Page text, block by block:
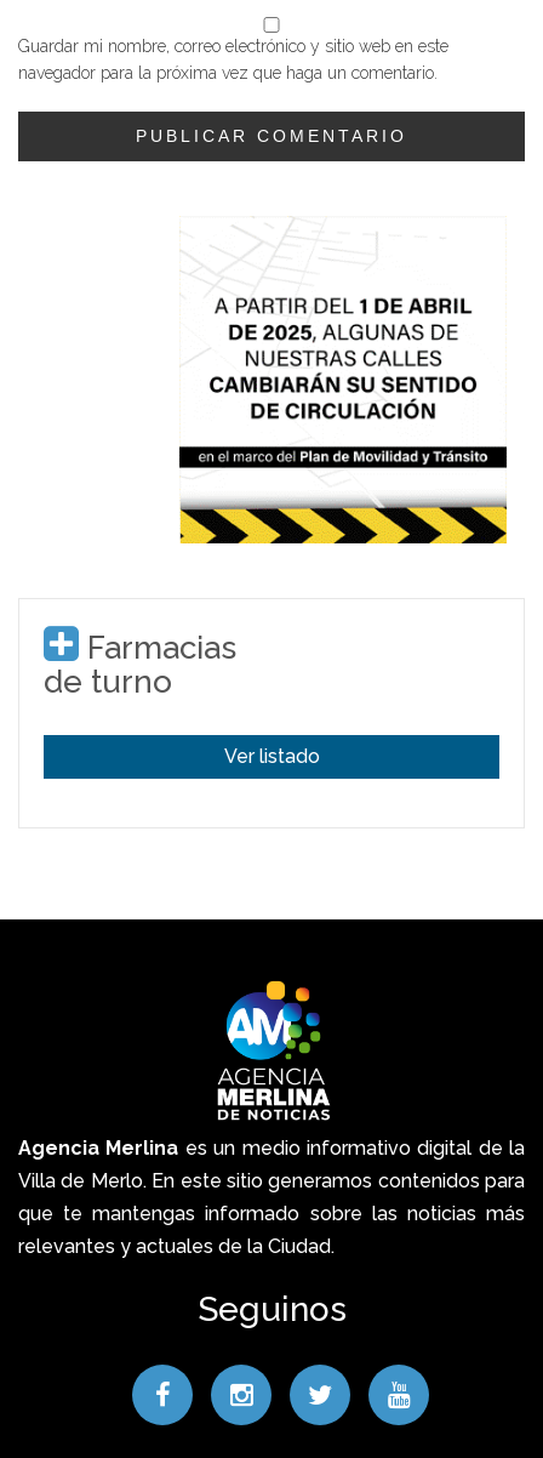
Guardar mi nombre, correo electrónico y sitio web en este
navegador para la próxima vez que haga un comentario.
Farmacias
de turno
Ver listado
Agencia Merlina es un medio informativo digital de la
Villa de Merlo. En este sitio generamos contenidos para
que te mantengas informado sobre las noticias más
relevantes y actuales de la Ciudad.
Seguinos